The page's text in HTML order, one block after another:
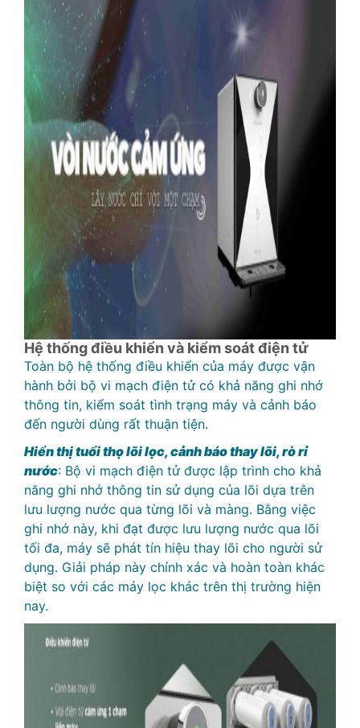
Hệ thống điều khiển và kiểm soát điện tử
Toàn bộ hệ thống điều khiển của máy được vận
hành bởi bộ vi mạch điện tử có khả năng ghi nhớ
thông tin, kiểm soát tình trạng máy và cảnh báo
đến người dùng rất thuận tiện.
Hiển thị tuổi thọ lõi lọc, cảnh báo thay lõi, rò rỉ
nước: Bộ vi mạch điện tử được lập trình cho khả
năng ghi nhớ thông tin sử dụng của lõi dựa trên
lưu lượng nước qua từng lõi và màng. Bằng việc
ghi nhớ này, khi đạt được lưu lượng nước qua lõi
tối đa, máy sẽ phát tín hiệu thay lõi cho người sử
dụng. Giải pháp này chính xác và hoàn toàn khác
biệt so với các máy lọc khác trên thị trường hiện
nay.